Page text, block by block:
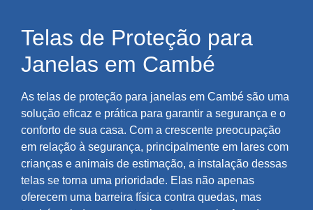
Telas de Proteção para
Janelas em Cambé
As telas de proteção para janelas em Cambé são uma
solução eficaz e prática para garantir a segurança e o
conforto de sua casa. Com a crescente preocupação
em relação à segurança, principalmente em lares com
crianças e animais de estimação, a instalação dessas
telas se torna uma prioridade. Elas não apenas
oferecem uma barreira física contra quedas, mas